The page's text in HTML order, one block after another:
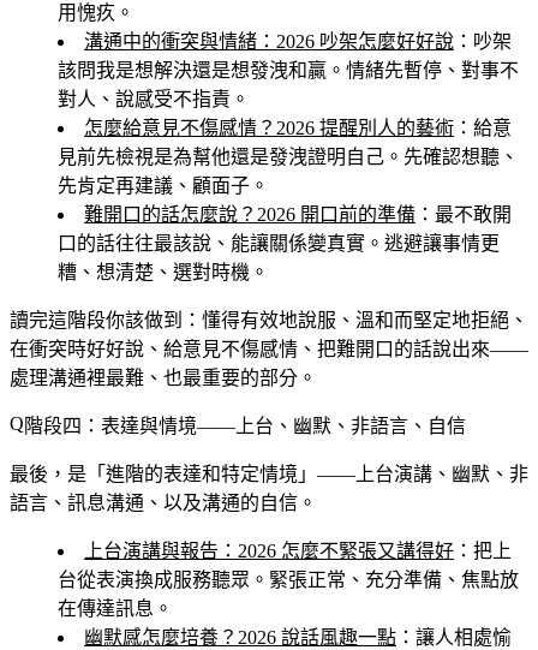
用愧疚。
溝通中的衝突與情緒：2026 吵架怎麼好好說 ：吵架
該問我是想解決還是想發洩和贏。情緒先暫停、對事不
對人、說感受不指責。
怎麼給意見不傷感情？2026 提醒別人的藝術 ：給意
見前先檢視是為幫他還是發洩證明自己。先確認想聽、
先肯定再建議、顧面子。
難開口的話怎麼說？2026 開口前的準備 ：最不敢開
口的話往往最該說、能讓關係變真實。逃避讓事情更
糟、想清楚、選對時機。
讀完這階段你該做到 ：懂得有效地說服、溫和而堅定地拒絕、
在衝突時好好說、給意見不傷感情、把難開口的話說出來——
處理溝通裡最難、也最重要的部分。
階段四：表達與情境——上台、幽默、非語言、自信
最後，是「進階的表達和特定情境」——上台演講、幽默、非
語言、訊息溝通、以及溝通的自信。
上台演講與報告：2026 怎麼不緊張又講得好 ：把上
台從表演換成服務聽眾。緊張正常、充分準備、焦點放
在傳達訊息。
幽默感怎麼培養？2026 說話風趣一點 ：讓人相處愉